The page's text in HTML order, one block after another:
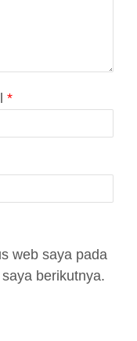
*
web saya pada
berikutnya.